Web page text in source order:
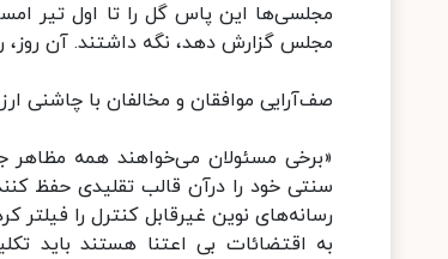
مجلسی‌ها این پاس گل را تا اول تیر
مجلس گزارش دهد، نگه داشتند. آن روز،
صف‌آرایی موافقان و مخالفان با چاشنی
«برخی مسئولان می‌خواهند همه مظاهر
سنتی خود را درآن قالب تقلیدی حفظ
رسانه‌های نوین غیرقابل کنترل را فیلتر
به اقتضائات بی اعتنا هستند باید